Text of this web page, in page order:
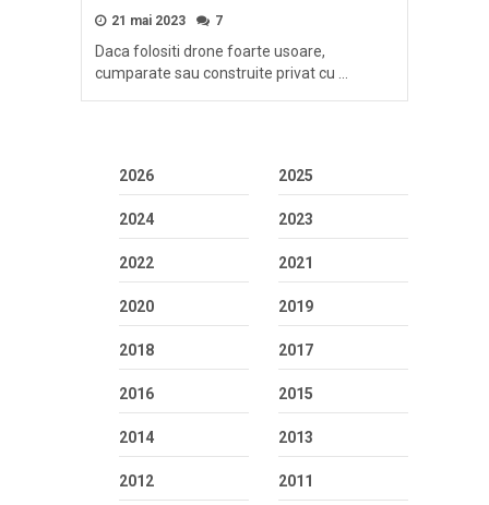
21 mai 2023 7
Daca folositi drone foarte usoare,
cumparate sau construite privat cu …
2026 2025
2024 2023
2022 2021
2020 2019
2018 2017
2016 2015
2014 2013
2012 2011